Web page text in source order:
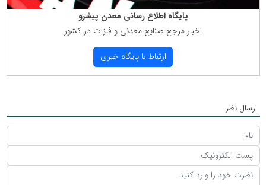
پایگاه اطلاع رسانی معدن پیشرو
اخبار مرجع صنایع معدنی و فلزات در كشور
ارتباط با پایگاه خبری
ارسال نظر